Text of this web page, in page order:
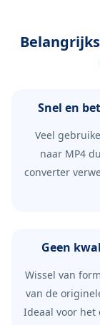
Snel en
Veel
naar MP4
converter
Geen
Wissel van
van de
Ideaal voor het